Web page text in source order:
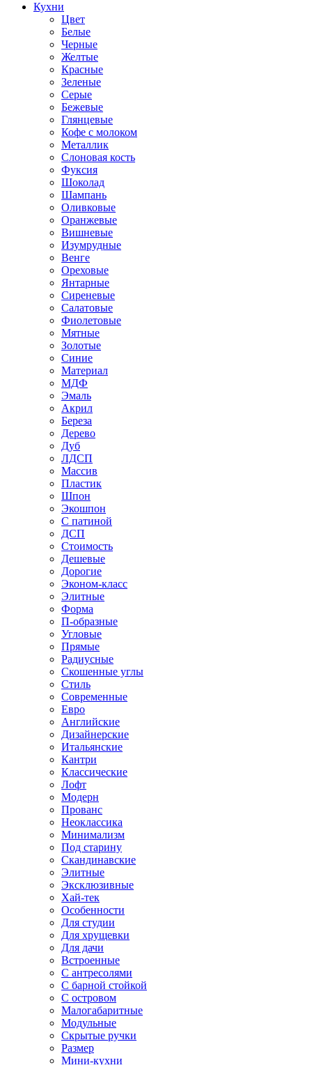
Кухни
Цвет
Белые
Черные
Желтые
Красные
Зеленые
Серые
Бежевые
Глянцевые
Кофе с молоком
Металлик
Слоновая кость
Фуксия
Шоколад
Шампань
Оливковые
Оранжевые
Вишневые
Изумрудные
Венге
Ореховые
Янтарные
Сиреневые
Салатовые
Фиолетовые
Мятные
Золотые
Синие
Материал
МДФ
Эмаль
Акрил
Береза
Дерево
Дуб
ЛДСП
Массив
Пластик
Шпон
Экошпон
С патиной
ДСП
Стоимость
Дешевые
Дорогие
Эконом-класс
Элитные
Форма
П-образные
Угловые
Прямые
Радиусные
Скошенные углы
Стиль
Современные
Евро
Английские
Дизайнерские
Итальянские
Кантри
Классические
Лофт
Модерн
Прованс
Неоклассика
Минимализм
Под старину
Скандинавские
Элитные
Эксклюзивные
Хай-тек
Особенности
Для студии
Для хрущевки
Для дачи
Встроенные
С антресолями
С барной стойкой
С островом
Малогабаритные
Модульные
Скрытые ручки
Размер
Мини-кухни